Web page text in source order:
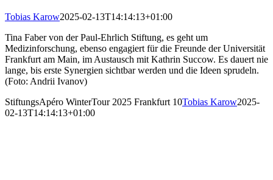
Tobias Karow2025-02-13T14:14:13+01:00
Tina Faber von der Paul-Ehrlich Stiftung, es geht um
Medizinforschung, ebenso engagiert für die Freunde der Universität
Frankfurt am Main, im Austausch mit Kathrin Succow. Es dauert nie
lange, bis erste Synergien sichtbar werden und die Ideen sprudeln.
(Foto: Andrii Ivanov)
StiftungsApéro WinterTour 2025 Frankfurt 10Tobias Karow2025-
02-13T14:14:13+01:00